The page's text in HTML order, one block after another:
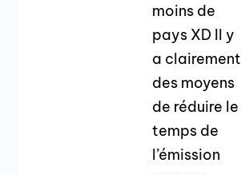
moins de
pays XD Il y
a clairement
des moyens
de réduire le
temps de
l’émission